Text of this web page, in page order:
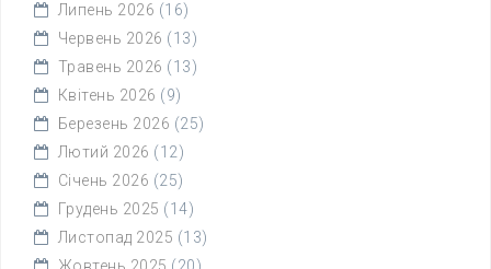
Липень 2026 (16)
Червень 2026 (13)
Травень 2026 (13)
Квітень 2026 (9)
Березень 2026 (25)
Лютий 2026 (12)
Січень 2026 (25)
Грудень 2025 (14)
Листопад 2025 (13)